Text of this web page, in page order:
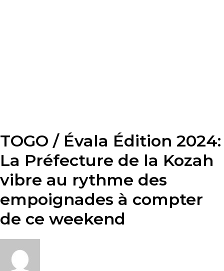
TOGO / Évala Édition 2024:
La Préfecture de la Kozah
vibre au rythme des
empoignades à compter
de ce weekend